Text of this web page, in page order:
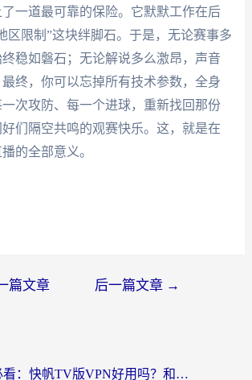
一道最可靠的保险。它默默工作在后
区限制”这块绊脚石。于是，无论赛事多
稳如磐石；无论解说多么激昂，声音
终，你可以忘掉所有技术参数，全身
次攻防、每一个进球，重新找回那份
们隔空共鸣的观赛快乐。这，就是在
的全部意义。
篇文章 后一篇文章 →
海外党必看：快帆TV版VPN好用吗？和快游VPN对比哪个回国效果更好？附实用避坑指南